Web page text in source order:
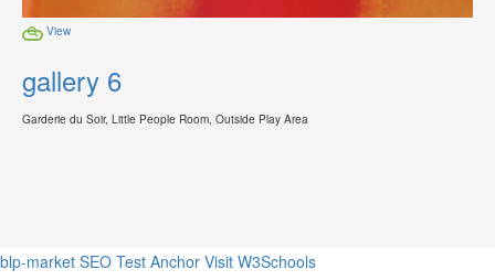
View
gallery 6
Garderie du Soir, Little People Room, Outside Play Area
blp-market SEO Test Anchor Visit W3Schools